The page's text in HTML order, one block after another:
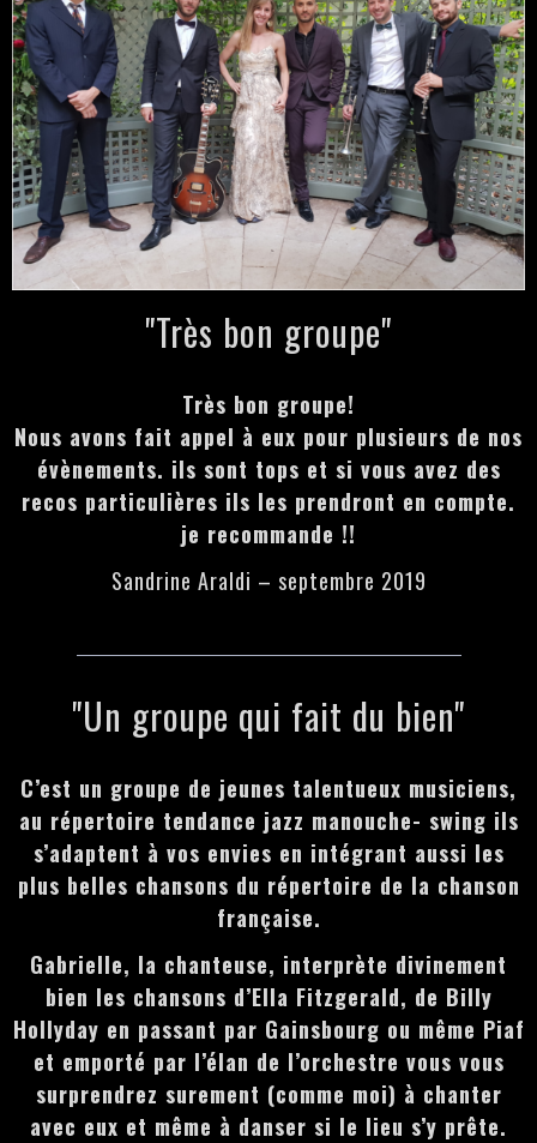
"Très bon groupe"
Très bon groupe!
Nous avons fait appel à eux pour plusieurs de nos
évènements. ils sont tops et si vous avez des
recos particulières ils les prendront en compte.
je recommande !!
Sandrine Araldi – septembre 2019
"Un groupe qui fait du bien"
C’est un groupe de jeunes talentueux musiciens,
au répertoire tendance jazz manouche- swing ils
s’adaptent à vos envies en intégrant aussi les
plus belles chansons du répertoire de la chanson
française.
Gabrielle, la chanteuse, interprète divinement
bien les chansons d’Ella Fitzgerald, de Billy
Hollyday en passant par Gainsbourg ou même Piaf
et emporté par l’élan de l’orchestre vous vous
surprendrez surement (comme moi) à chanter
avec eux et même à danser si le lieu s’y prête.